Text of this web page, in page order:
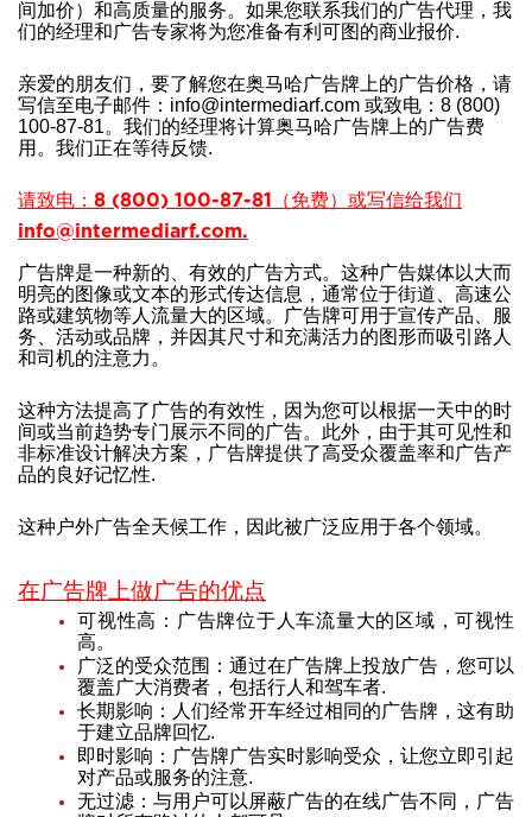
间加价）和高质量的服务。如果您联系我们的广告代理，我
们的经理和广告专家将为您准备有利可图的商业报价.
亲爱的朋友们，要了解您在奥马哈广告牌上的广告价格，请
写信至电子邮件：info@intermediarf.com 或致电：8 (800)
100-87-81。我们的经理将计算奥马哈广告牌上的广告费
用。我们正在等待反馈.
请致电：8 (800) 100-87-81（免费）或写信给我们
info@intermediarf.com.
广告牌是一种新的、有效的广告方式。这种广告媒体以大而
明亮的图像或文本的形式传达信息，通常位于街道、高速公
路或建筑物等人流量大的区域。广告牌可用于宣传产品、服
务、活动或品牌，并因其尺寸和充满活力的图形而吸引路人
和司机的注意力。
这种方法提高了广告的有效性，因为您可以根据一天中的时
间或当前趋势专门展示不同的广告。此外，由于其可见性和
非标准设计解决方案，广告牌提供了高受众覆盖率和广告产
品的良好记忆性.
这种户外广告全天候工作，因此被广泛应用于各个领域。
在广告牌上做广告的优点
可视性高：广告牌位于人车流量大的区域，可视性
高。
广泛的受众范围：通过在广告牌上投放广告，您可以
覆盖广大消费者，包括行人和驾车者.
长期影响：人们经常开车经过相同的广告牌，这有助
于建立品牌回忆.
即时影响：广告牌广告实时影响受众，让您立即引起
对产品或服务的注意.
无过滤：与用户可以屏蔽广告的在线广告不同，广告